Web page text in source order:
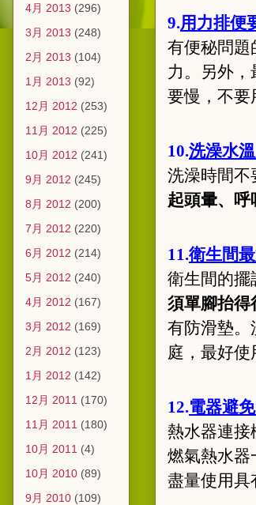
9.用力排便
有便秘問題
力。另外
要慢，不要
10.洗澡水
洗澡時間不
起頭暈、呼
11.衛生間
衛生間的擺
須單腳抬得
有防滑墊。
庭，最好使
12.電器避
熱水器連接
燃氣熱水器
盡量使用具
4月 2013 (296)
3月 2013 (248)
2月 2013 (104)
1月 2013 (92)
12月 2012 (253)
11月 2012 (225)
10月 2012 (241)
9月 2012 (245)
8月 2012 (200)
7月 2012 (220)
6月 2012 (214)
5月 2012 (240)
4月 2012 (167)
3月 2012 (169)
2月 2012 (123)
1月 2012 (142)
12月 2011 (170)
11月 2011 (180)
10月 2011 (4)
10月 2010 (89)
9月 2010 (109)